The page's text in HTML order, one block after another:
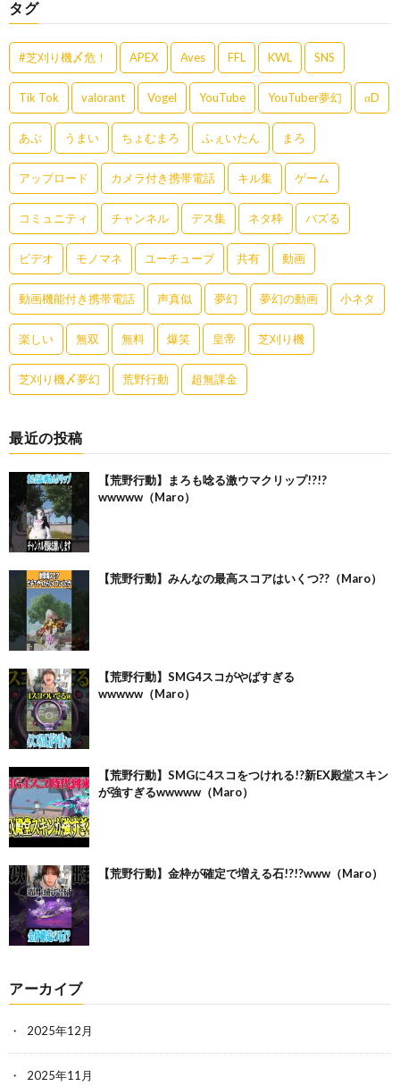
タグ
#芝刈り機〆危！ APEX Aves FFL KWL SNS
Tik Tok valorant Vogel YouTube YouTuber夢幻 αD
あぶ うまい ちょむまろ ふぇいたん まろ
アップロード カメラ付き携帯電話 キル集 ゲーム
コミュニティ チャンネル デス集 ネタ枠 バズる
ビデオ モノマネ ユーチューブ 共有 動画
動画機能付き携帯電話 声真似 夢幻 夢幻の動画 小ネタ
楽しい 無双 無料 爆笑 皇帝 芝刈り機
芝刈り機〆夢幻 荒野行動 超無課金
最近の投稿
【荒野行動】まろも唸る激ウマクリップ!?!?
wwwww（Maro）
【荒野行動】みんなの最高スコアはいくつ??（Maro）
【荒野行動】SMG4スコがやばすぎる
wwwww（Maro）
【荒野行動】SMGに4スコをつけれる!?新EX殿堂スキン
が強すぎるwwwww（Maro）
【荒野行動】金枠が確定で増える石!?!?www（Maro）
アーカイブ
2025年12月
2025年11月